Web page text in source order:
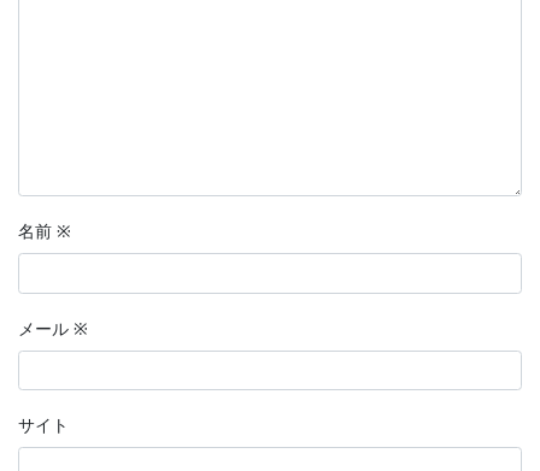
名前 ※
メール ※
サイト